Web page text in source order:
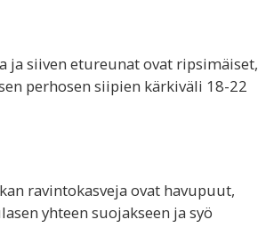
ja siiven etureunat ovat ripsimäiset,
perhosen siipien kärkiväli 18-22
ravintokasveja ovat havupuut,
yhteen suojakseen ja syö